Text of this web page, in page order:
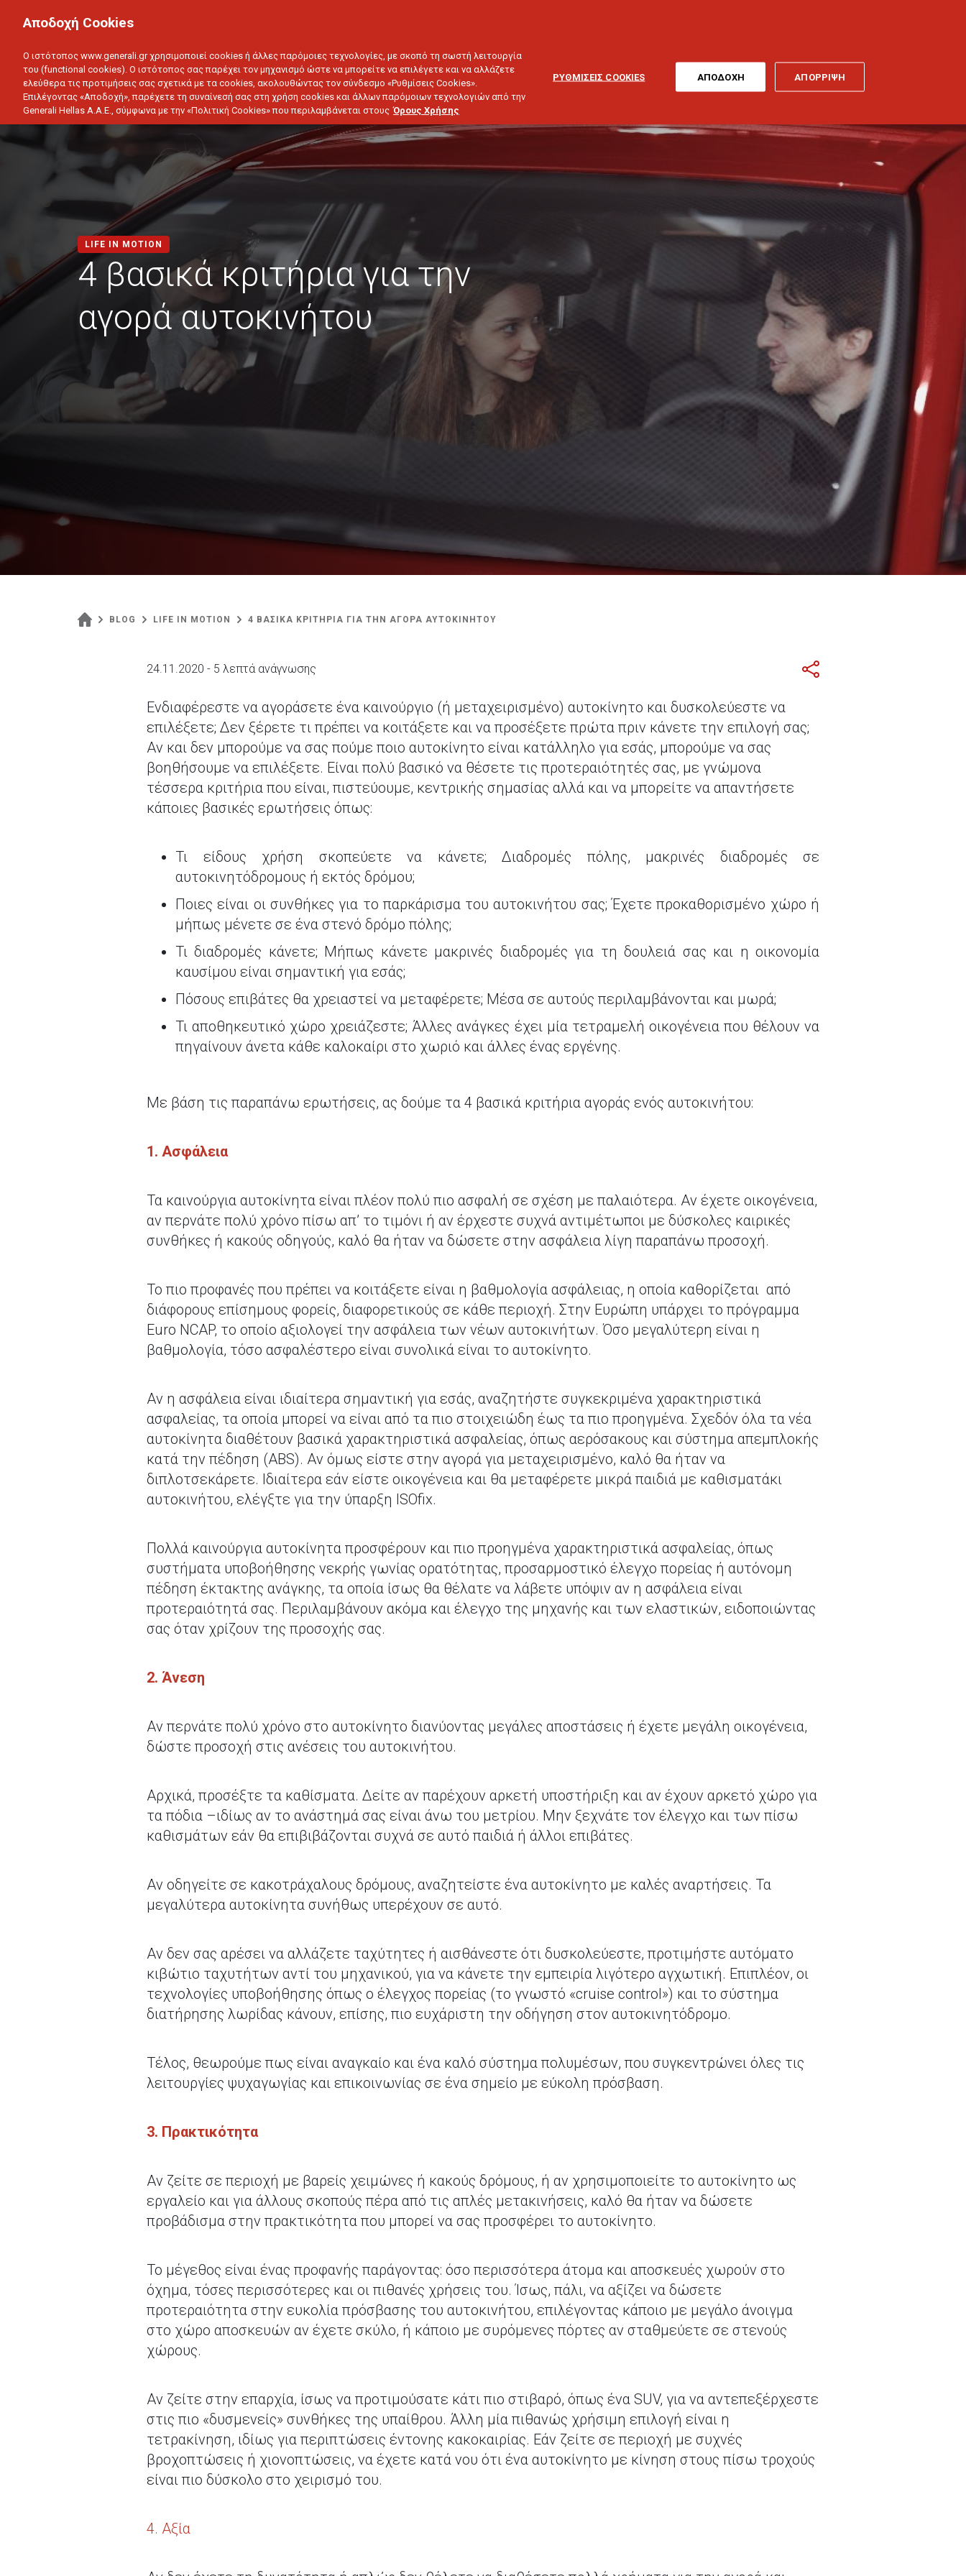
ΥΓΕΙΑ ΑΥΤΟΚΙΝΗΤΟ ΣΠΙΤΙ ΑΠΟΤΑΜΙΕΥΣΗ & ΕΠΕΝΔΥΣΕΙΣ ΤΑΞΙΔΙ ΣΚΑΦΟΣ
LIFE IN MOTION
4 βασικά κριτήρια για την
αγορά αυτοκινήτου
BLOG LIFE IN MOTION 4 ΒΑΣΙΚΑ ΚΡΙΤΗΡΙΑ ΓΙΑ ΤΗΝ ΑΓΟΡΑ ΑΥΤΟΚΙΝΗΤΟΥ
24.11.2020 - 5 λεπτά ανάγνωσης
Ενδιαφέρεστε να αγοράσετε ένα καινούργιο (ή μεταχειρισμένο) αυτοκίνητο και δυσκολεύεστε να
επιλέξετε; Δεν ξέρετε τι πρέπει να κοιτάξετε και να προσέξετε πρώτα πριν κάνετε την επιλογή σας;
Αν και δεν μπορούμε να σας πούμε ποιο αυτοκίνητο είναι κατάλληλο για εσάς, μπορούμε να σας
βοηθήσουμε να επιλέξετε. Είναι πολύ βασικό να θέσετε τις προτεραιότητές σας, με γνώμονα
τέσσερα κριτήρια που είναι, πιστεύουμε, κεντρικής σημασίας αλλά και να μπορείτε να απαντήσετε
κάποιες βασικές ερωτήσεις όπως:
Τι είδους χρήση σκοπεύετε να κάνετε; Διαδρομές πόλης, μακρινές διαδρομές σε
αυτοκινητόδρομους ή εκτός δρόμου;
Ποιες είναι οι συνθήκες για το παρκάρισμα του αυτοκινήτου σας; Έχετε προκαθορισμένο χώρο ή
μήπως μένετε σε ένα στενό δρόμο πόλης;
Τι διαδρομές κάνετε; Μήπως κάνετε μακρινές διαδρομές για τη δουλειά σας και η οικονομία
καυσίμου είναι σημαντική για εσάς;
Πόσους επιβάτες θα χρειαστεί να μεταφέρετε; Μέσα σε αυτούς περιλαμβάνονται και μωρά;
Τι αποθηκευτικό χώρο χρειάζεστε; Άλλες ανάγκες έχει μία τετραμελή οικογένεια που θέλουν να
πηγαίνουν άνετα κάθε καλοκαίρι στο χωριό και άλλες ένας εργένης.
Με βάση τις παραπάνω ερωτήσεις, ας δούμε τα 4 βασικά κριτήρια αγοράς ενός αυτοκινήτου:
1. Ασφάλεια
Τα καινούργια αυτοκίνητα είναι πλέον πολύ πιο ασφαλή σε σχέση με παλαιότερα. Αν έχετε οικογένεια,
αν περνάτε πολύ χρόνο πίσω απ’ το τιμόνι ή αν έρχεστε συχνά αντιμέτωποι με δύσκολες καιρικές
συνθήκες ή κακούς οδηγούς, καλό θα ήταν να δώσετε στην ασφάλεια λίγη παραπάνω προσοχή.
Το πιο προφανές που πρέπει να κοιτάξετε είναι η βαθμολογία ασφάλειας, η οποία καθορίζεται από
διάφορους επίσημους φορείς, διαφορετικούς σε κάθε περιοχή. Στην Ευρώπη υπάρχει το πρόγραμμα
Euro NCAP, το οποίο αξιολογεί την ασφάλεια των νέων αυτοκινήτων. Όσο μεγαλύτερη είναι η
βαθμολογία, τόσο ασφαλέστερο είναι συνολικά είναι το αυτοκίνητο.
Αν η ασφάλεια είναι ιδιαίτερα σημαντική για εσάς, αναζητήστε συγκεκριμένα χαρακτηριστικά
ασφαλείας, τα οποία μπορεί να είναι από τα πιο στοιχειώδη έως τα πιο προηγμένα. Σχεδόν όλα τα νέα
αυτοκίνητα διαθέτουν βασικά χαρακτηριστικά ασφαλείας, όπως αερόσακους και σύστημα απεμπλοκής
κατά την πέδηση (ABS). Αν όμως είστε στην αγορά για μεταχειρισμένο, καλό θα ήταν να
διπλοτσεκάρετε. Ιδιαίτερα εάν είστε οικογένεια και θα μεταφέρετε μικρά παιδιά με καθισματάκι
αυτοκινήτου, ελέγξτε για την ύπαρξη ISOfix.
Πολλά καινούργια αυτοκίνητα προσφέρουν και πιο προηγμένα χαρακτηριστικά ασφαλείας, όπως
συστήματα υποβοήθησης νεκρής γωνίας ορατότητας, προσαρμοστικό έλεγχο πορείας ή αυτόνομη
πέδηση έκτακτης ανάγκης, τα οποία ίσως θα θέλατε να λάβετε υπόψιν αν η ασφάλεια είναι
προτεραιότητά σας. Περιλαμβάνουν ακόμα και έλεγχο της μηχανής και των ελαστικών, ειδοποιώντας
σας όταν χρίζουν της προσοχής σας.
2. Άνεση
Αν περνάτε πολύ χρόνο στο αυτοκίνητο διανύοντας μεγάλες αποστάσεις ή έχετε μεγάλη οικογένεια,
δώστε προσοχή στις ανέσεις του αυτοκινήτου.
Αρχικά, προσέξτε τα καθίσματα. Δείτε αν παρέχουν αρκετή υποστήριξη και αν έχουν αρκετό χώρο για
τα πόδια –ιδίως αν το ανάστημά σας είναι άνω του μετρίου. Μην ξεχνάτε τον έλεγχο και των πίσω
καθισμάτων εάν θα επιβιβάζονται συχνά σε αυτό παιδιά ή άλλοι επιβάτες.
Αν οδηγείτε σε κακοτράχαλους δρόμους, αναζητείστε ένα αυτοκίνητο με καλές αναρτήσεις. Τα
μεγαλύτερα αυτοκίνητα συνήθως υπερέχουν σε αυτό.
Αν δεν σας αρέσει να αλλάζετε ταχύτητες ή αισθάνεστε ότι δυσκολεύεστε, προτιμήστε αυτόματο
κιβώτιο ταχυτήτων αντί του μηχανικού, για να κάνετε την εμπειρία λιγότερο αγχωτική. Επιπλέον, οι
τεχνολογίες υποβοήθησης όπως ο έλεγχος πορείας (το γνωστό «cruise control») και το σύστημα
διατήρησης λωρίδας κάνουν, επίσης, πιο ευχάριστη την οδήγηση στον αυτοκινητόδρομο.
Τέλος, θεωρούμε πως είναι αναγκαίο και ένα καλό σύστημα πολυμέσων, που συγκεντρώνει όλες τις
λειτουργίες ψυχαγωγίας και επικοινωνίας σε ένα σημείο με εύκολη πρόσβαση.
3. Πρακτικότητα
Αν ζείτε σε περιοχή με βαρείς χειμώνες ή κακούς δρόμους, ή αν χρησιμοποιείτε το αυτοκίνητο ως
εργαλείο και για άλλους σκοπούς πέρα από τις απλές μετακινήσεις, καλό θα ήταν να δώσετε
προβάδισμα στην πρακτικότητα που μπορεί να σας προσφέρει το αυτοκίνητο.
Το μέγεθος είναι ένας προφανής παράγοντας: όσο περισσότερα άτομα και αποσκευές χωρούν στο
όχημα, τόσες περισσότερες και οι πιθανές χρήσεις του. Ίσως, πάλι, να αξίζει να δώσετε
προτεραιότητα στην ευκολία πρόσβασης του αυτοκινήτου, επιλέγοντας κάποιο με μεγάλο άνοιγμα
στο χώρο αποσκευών αν έχετε σκύλο, ή κάποιο με συρόμενες πόρτες αν σταθμεύετε σε στενούς
χώρους.
Αν ζείτε στην επαρχία, ίσως να προτιμούσατε κάτι πιο στιβαρό, όπως ένα SUV, για να αντεπεξέρχεστε
στις πιο «δυσμενείς» συνθήκες της υπαίθρου. Άλλη μία πιθανώς χρήσιμη επιλογή είναι η
τετρακίνηση, ιδίως για περιπτώσεις έντονης κακοκαιρίας. Εάν ζείτε σε περιοχή με συχνές
βροχοπτώσεις ή χιονοπτώσεις, να έχετε κατά νου ότι ένα αυτοκίνητο με κίνηση στους πίσω τροχούς
είναι πιο δύσκολο στο χειρισμό του.
4. Αξία
Αποδοχή Cookies
Ο ιστότοπος www.generali.gr χρησιμοποιεί cookies ή άλλες παρόμοιες τεχνολογίες, με σκοπό τη σωστή λειτουργία
του (functional cookies). Ο ιστότοπος σας παρέχει τον μηχανισμό ώστε να μπορείτε να επιλέγετε και να αλλάζετε
ελεύθερα τις προτιμήσεις σας σχετικά με τα cookies, ακολουθώντας τον σύνδεσμο «Ρυθμίσεις Cookies».
Επιλέγοντας «Αποδοχή», παρέχετε τη συναίνεσή σας στη χρήση cookies και άλλων παρόμοιων τεχνολογιών από την
Generali Hellas A.A.E., σύμφωνα με την «Πολιτική Cookies» που περιλαμβάνεται στους Όρους Χρήσης
ΡΥΘΜΙΣΕΙΣ COOKIES ΑΠΟΡΡΙΨΗ
ΑΠΟΔΟΧΗ